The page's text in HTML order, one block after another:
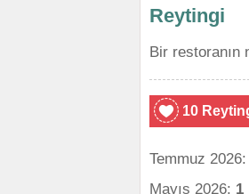
Reytingi
Bir restoranın
10
Temmuz 2026:
Mayıs 2026: 1